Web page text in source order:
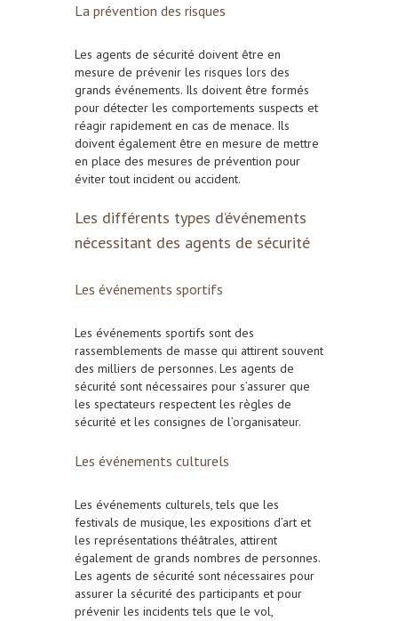
La prévention des risques
Les agents de sécurité doivent être en
mesure de prévenir les risques lors des
grands événements. Ils doivent être formés
pour détecter les comportements suspects et
réagir rapidement en cas de menace. Ils
doivent également être en mesure de mettre
en place des mesures de prévention pour
éviter tout incident ou accident.
Les différents types d’événements
nécessitant des agents de sécurité
Les événements sportifs
Les événements sportifs sont des
rassemblements de masse qui attirent souvent
des milliers de personnes. Les agents de
sécurité sont nécessaires pour s’assurer que
les spectateurs respectent les règles de
sécurité et les consignes de l’organisateur.
Les événements culturels
Les événements culturels, tels que les
festivals de musique, les expositions d’art et
les représentations théâtrales, attirent
également de grands nombres de personnes.
Les agents de sécurité sont nécessaires pour
assurer la sécurité des participants et pour
prévenir les incidents tels que le vol,